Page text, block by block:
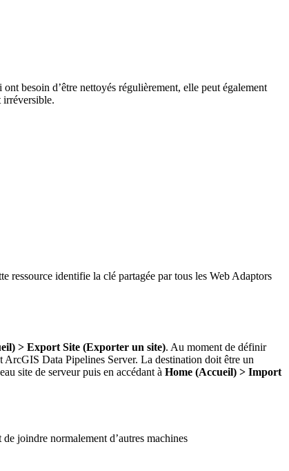
besoin d’être nettoyés régulièrement, elle peut également
irréversible.
ressource identifie la clé partagée par tous les Web Adaptors
> Export Site (Exporter un site). Au moment de définir
ArcGIS Data Pipelines Server. La destination doit être un
site de serveur puis en accédant à Home (Accueil) > Import
joindre normalement d’autres machines